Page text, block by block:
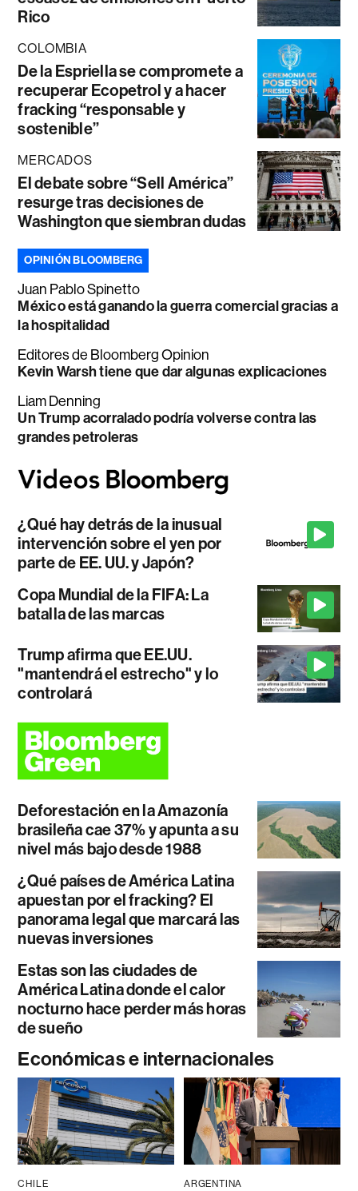
Rico
COLOMBIA
De la Espriella se compromete a
recuperar Ecopetrol y a hacer
fracking “responsable y
sostenible”
MERCADOS
El debate sobre “Sell América”
resurge tras decisiones de
Washington que siembran dudas
OPINIÓN BLOOMBERG
Juan Pablo Spinetto
México está ganando la guerra comercial gracias a
la hospitalidad
Editores de Bloomberg Opinion
Kevin Warsh tiene que dar algunas explicaciones
Liam Denning
Un Trump acorralado podría volverse contra las
grandes petroleras
¿Qué hay detrás de la inusual
intervención sobre el yen por
parte de EE. UU. y Japón?
Copa Mundial de la FIFA: La
batalla de las marcas
Trump afirma que EE.UU.
"mantendrá el estrecho" y lo
controlará
Deforestación en la Amazonía
brasileña cae 37% y apunta a su
nivel más bajo desde 1988
¿Qué países de América Latina
apuestan por el fracking? El
panorama legal que marcará las
nuevas inversiones
Estas son las ciudades de
América Latina donde el calor
nocturno hace perder más horas
de sueño
Económicas e internacionales
CHILE ARGENTINA